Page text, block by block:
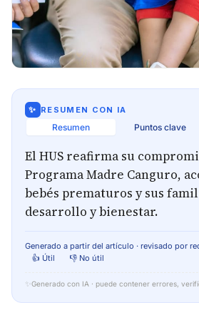
✨ RESUMEN CON IA
Resumen Puntos clave
El HUS reafirma su
Programa Madre Canguro,
bebés prematuros y sus
desarrollo y bienestar.
Generado a partir del artículo · revisado por
👍 Útil
👎 No útil
✨ Generado con IA · puede contener errores,